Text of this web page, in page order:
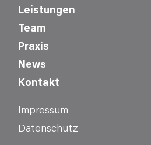
Leistungen
Team
Praxis
News
Kontakt
Impressum
Datenschutz